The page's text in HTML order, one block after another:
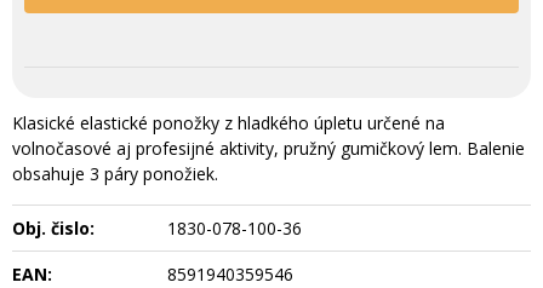
Klasické elastické ponožky z hladkého úpletu určené na
volnočasové aj profesijné aktivity, pružný gumičkový lem. Balenie
obsahuje 3 páry ponožiek.
Obj. čislo:
1830-078-100-36
EAN:
8591940359546